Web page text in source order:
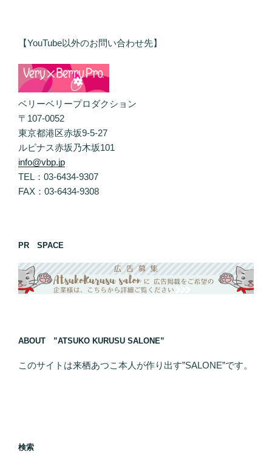
【YouTube以外のお問い合わせ先】
ベリーベリープロダクション
〒107-0052
東京都港区赤坂9-5-27
ルピナス赤坂乃木坂101
info@vbp.jp
TEL：03-6434-9307
FAX：03-6434-9308
PR SPACE
ABOUT ”ATSUKO KURUSU SALONE”
このサイトは来栖あつこ本人が作り出す”SALONE”です。
検索